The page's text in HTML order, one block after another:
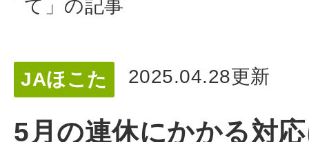
て」の記事
JAほこた 2025.04.28更新
5月の連休にかかる対